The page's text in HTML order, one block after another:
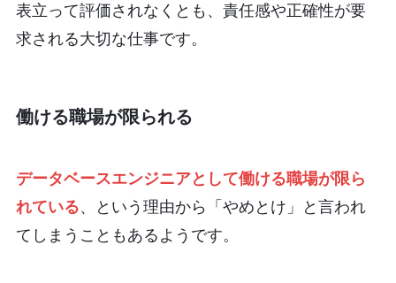
表立って評価されなくとも、責任感や正確性が要
求される大切な仕事です。
働ける職場が限られる
データベースエンジニアとして働ける職場が限ら
れている、という理由から「やめとけ」と言われ
てしまうこともあるようです。